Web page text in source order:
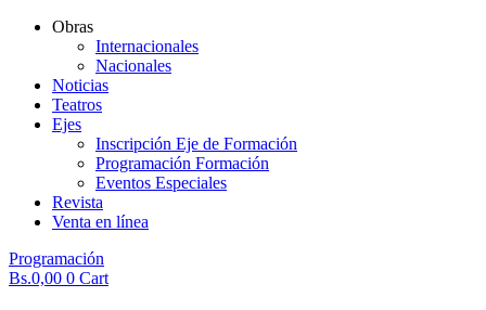
Obras
Internacionales
Nacionales
Noticias
Teatros
Ejes
Inscripción Eje de Formación
Programación Formación
Eventos Especiales
Revista
Venta en línea
Programación
Bs.0,00 0 Cart